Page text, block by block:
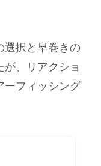
選択と早巻きの
、リアクショ
ーフィッシング